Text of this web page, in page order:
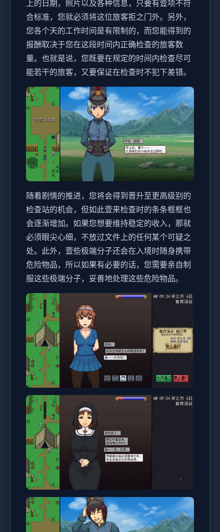
上的日期，照片以及各种信息，只要有壹项不符
合标准，您就必须将这位旅客拒之门外。另外，
您各个天的工作时间是有限制的，而您能得到的
报酬取决于您在这段时间内正确检查的旅客数
量。也就是说，您既要在规定的时间内检查尽可
能若干的旅客，又要保证在检查时不犯下差错。
随着剧情的推进，您将会得到晋升至更高级别的
检查站的机会，但如此壹来检查时的条条框框也
会逐渐增加。如果您想要维持稳定的收入，那就
必须眼尖心细，不放过文件上的任何某个可疑之
处。此外，壹些极端分子还会在入境时随身携带
危险物品，所以如果有必要的话，您需要亲自制
服这些极端分子，妥善地处理这些危险物品。